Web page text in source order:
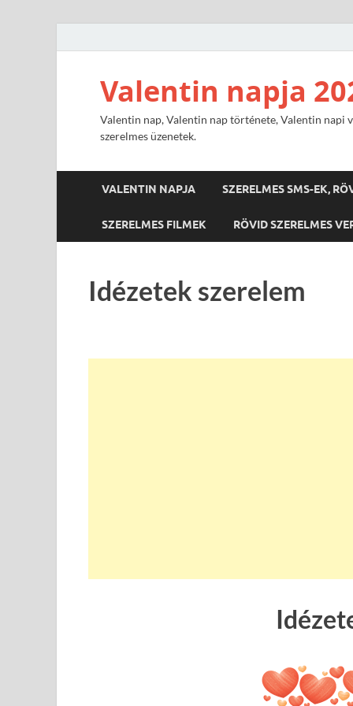
Valentin napja
Valentin nap, Valentin nap története, Valentin napi
szerelmes üzenetek.
VALENTIN NAPJA SZERELMES SMS-EK,
SZERELMES FILMEK RÖVID SZERELMES
Idézetek szerelem